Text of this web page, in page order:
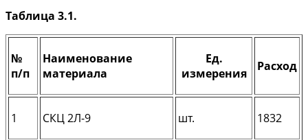
Таблица 3.1.
№
п/п
Наименование
материала
Ед.
измерения
Расход
1 СКЦ 2Л-9 шт. 1832